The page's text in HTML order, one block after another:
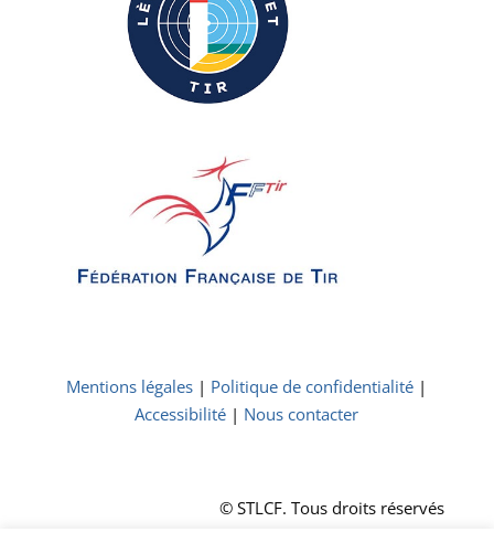
Mentions légales | Politique de confidentialité |
Accessibilité | Nous contacter
© STLCF. Tous droits réservés